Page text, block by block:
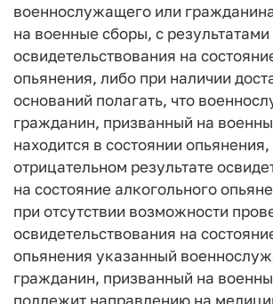
военнослужащего или
на военные сборы, с результатами
освидетельствования на
опьянения, либо при наличии
оснований полагать, что
гражданин, призванный на
находится в состоянии опьянения,
отрицательном результате
на состояние алкогольного
при отсутствии возможности
освидетельствования на
опьянения указанный
гражданин, призванный на
подлежит направлению на